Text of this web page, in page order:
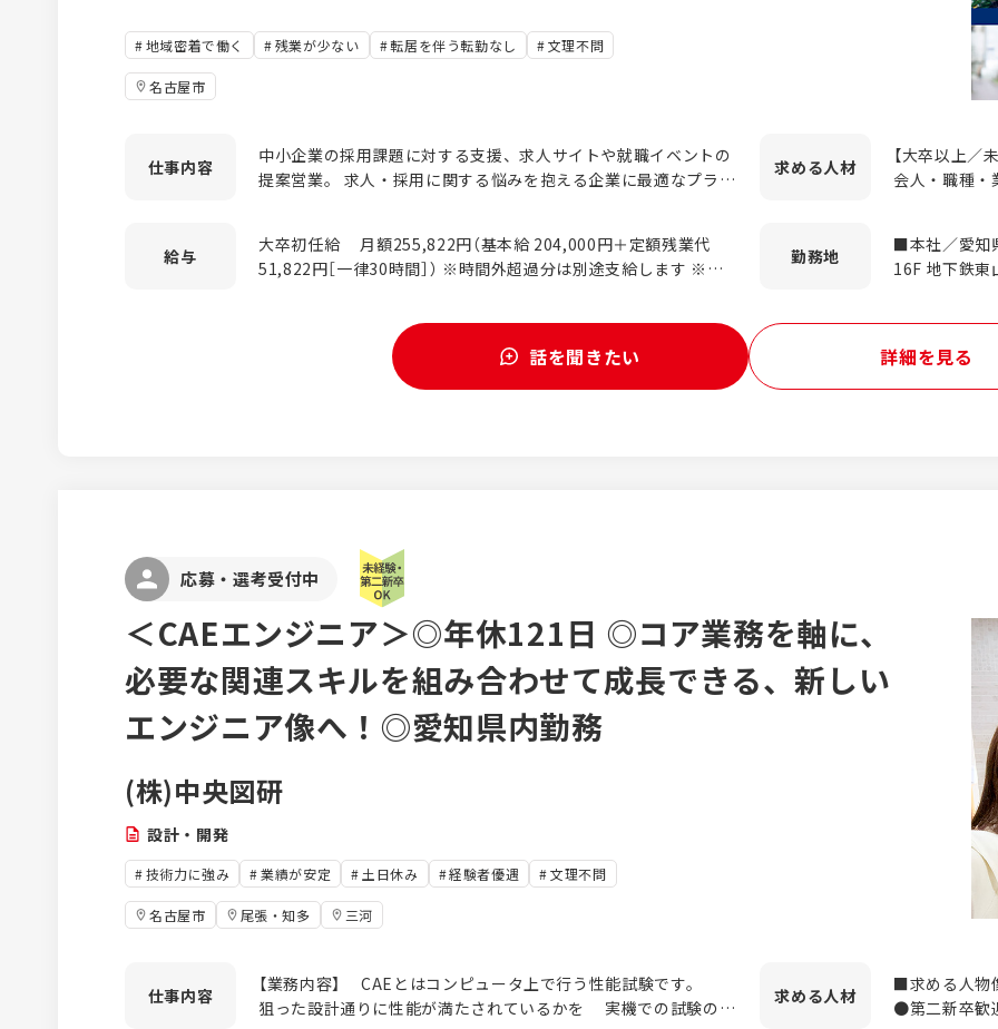
地域密着で働く 残業が少ない 転居を伴う転勤なし 文理不問
名古屋市
仕事内容
中小企業の採用課題に対する支援、求人サイトや就職イベントの
提案営業。 求人・採用に関する悩みを抱える企業に最適なプラン
法】 はじめは新規営業が中心で、慣れたら既存顧客も担当してい
ただきます。 ※ご期待を頂いた企業様のフォローもお任せしま
商材について】 ■中途採用メディア「転職フェア」「エンジニア転
職フェア」「ジモト転職ナビ」 ■新卒採用メディア「新卒ナビ」「ジ
モト就職フェア」 ■採用HP、パンフレットなどの採用ツールの作
数の商材を顧客に合わせて提案でき、自分の得意分野を活かして
営業活動を行うことができます。 ≪中長期的に顧客を担当≫ 1社
1社のお客様を継続的に担当していただきます。当社は顧客に価
値を返すことを大切にしており、短期で担当変更することはほと
んどありません。末永くお客様を担当する中で信頼関係を構築
し、取引深耕を行っていただきます。
求める人材
【大卒以上／
会人・職種・
える仕事が
仕事がした
も大丈夫！
給与
大卒初任給 月額255,822円（基本給 204,000円＋定額残業代
51,822円［一律30時間］） ※時間外超過分は別途支給します ※経
5年目、主任、賞与3ヶ月分・定額残業代含む）
勤務地
■本社／愛知
16F 地下鉄東
話を聞きたい 詳細を見る
応募・選考受付中
＜CAEエンジニア＞◎年休121日 ◎コア業務を軸に、
必要な関連スキルを組み合わせて成長できる、新しい
エンジニア像へ！◎愛知県内勤務
(株)中央図研
設計・開発
技術力に強み 業績が安定 土日休み 経験者優遇 文理不問
名古屋市 尾張・知多 三河
仕事内容
【業務内容】 CAEとはコンピュータ上で行う性能試験です。
狙った設計通りに性能が満たされているかを 実機での試験の前
求める人材
■求める人物
●第二新卒歓